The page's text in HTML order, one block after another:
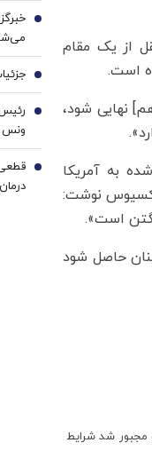
از یک مقام
است.
نهایی شود،
به آمریکا
آکسیوس نوشت:
است».
حاصل شود
مجبور شد شرایط
7
8
ونس
9
قطعی 10